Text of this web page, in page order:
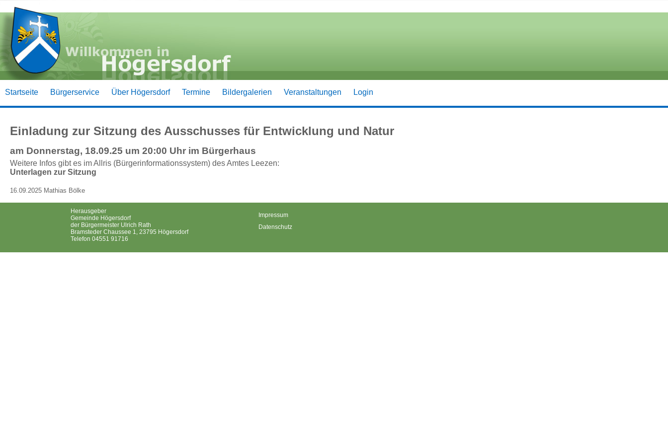
Startseite Bürgerservice Über Högersdorf Termine Bildergalerien Veranstaltungen Login
Einladung zur Sitzung des Ausschusses für Entwicklung und Natur
am Donnerstag, 18.09.25 um 20:00 Uhr im Bürgerhaus
Weitere Infos gibt es im Allris (Bürgerinformationssystem) des Amtes Leezen:
Unterlagen zur Sitzung
16.09.2025 Mathias Bölke
Herausgeber
Gemeinde Högersdorf
der Bürgermeister Ulrich Rath
Bramsteder Chaussee 1, 23795 Högersdorf
Telefon 04551 91716
Impressum
Datenschutz